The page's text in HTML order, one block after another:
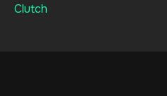
Clutch